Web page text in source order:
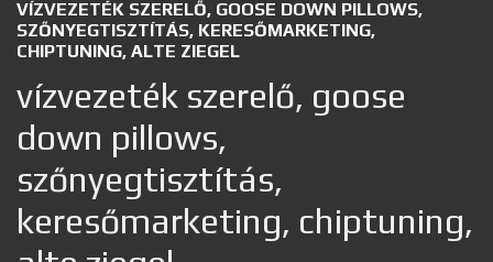
VÍZVEZETÉK SZERELŐ, GOOSE DOWN PILLOWS,
SZŐNYEGTISZTÍTÁS, KERESŐMARKETING,
CHIPTUNING, ALTE ZIEGEL
vízvezeték szerelő, goose
down pillows,
szőnyegtisztítás,
keresőmarketing, chiptuning,